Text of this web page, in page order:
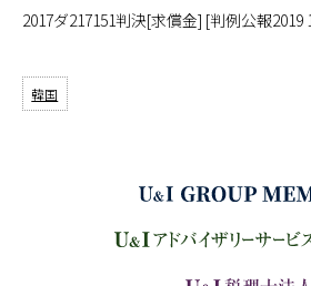
2017ダ217151判決[求償金] [判例公報2019
韓国